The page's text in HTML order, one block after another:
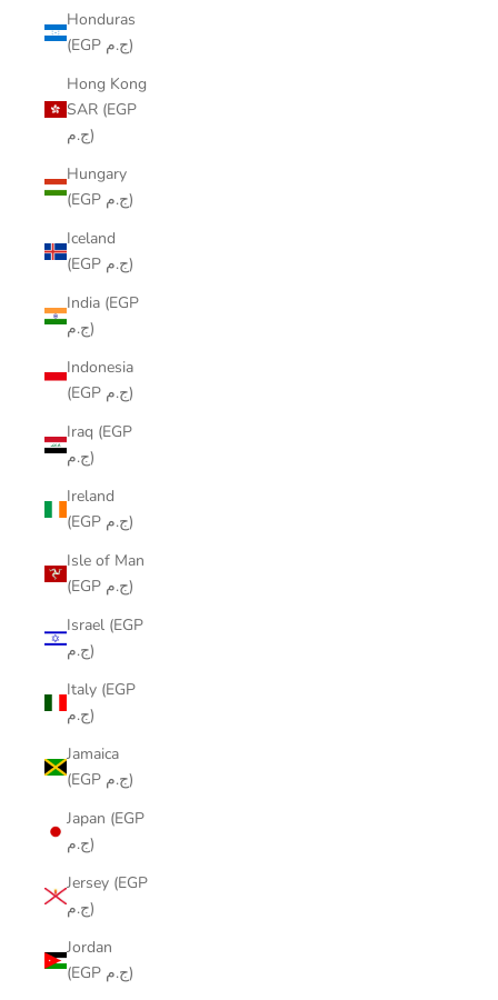
Honduras
(EGP ج.م)
Hong Kong
SAR (EGP
ج.م)
Hungary
(EGP ج.م)
Iceland
(EGP ج.م)
India (EGP
ج.م)
Indonesia
(EGP ج.م)
Iraq (EGP
ج.م)
Ireland
(EGP ج.م)
Isle of Man
(EGP ج.م)
Israel (EGP
ج.م)
Italy (EGP
ج.م)
Jamaica
(EGP ج.م)
Japan (EGP
ج.م)
Jersey (EGP
ج.م)
Jordan
(EGP ج.م)